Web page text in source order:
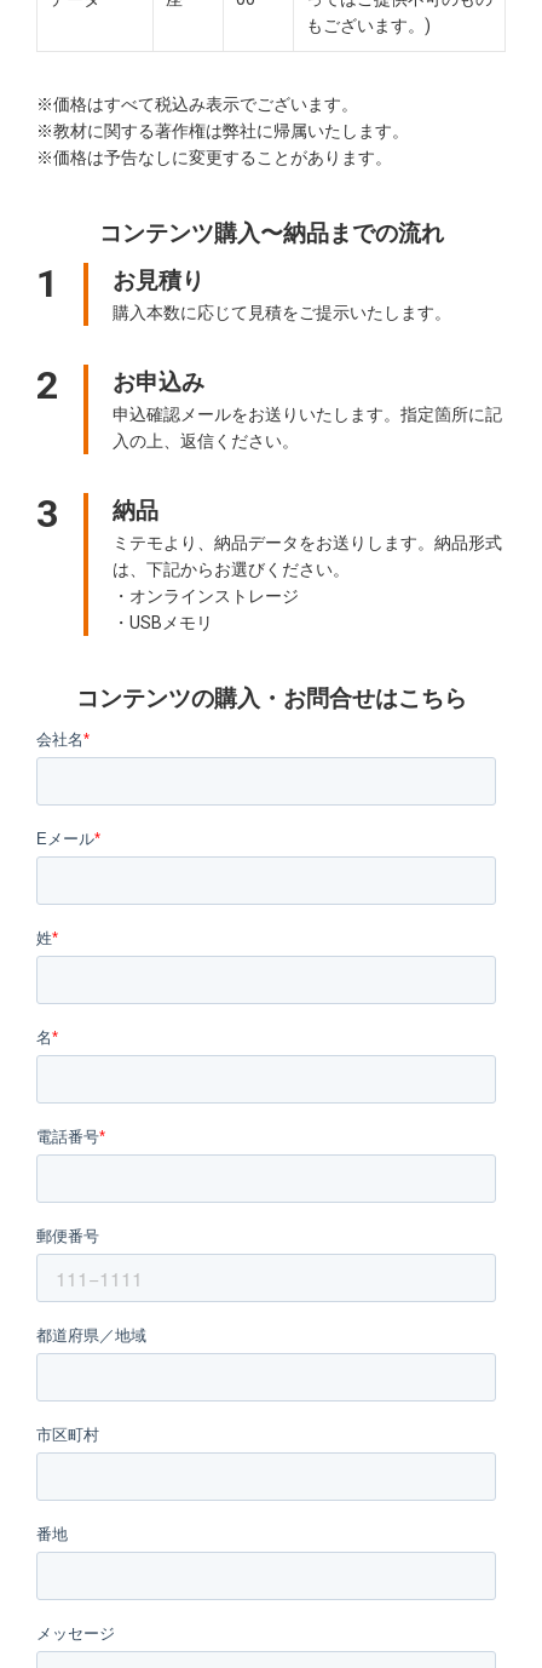
もございます。)
※価格はすべて税込み表示でございます。
※教材に関する著作権は弊社に帰属いたします。
※価格は予告なしに変更することがあります。
コンテンツ購入〜納品までの流れ
1 お見積り
購入本数に応じて見積をご提示いたします。
2 お申込み
申込確認メールをお送りいたします。指定箇所に記
入の上、返信ください。
3 納品
ミテモより、納品データをお送りします。納品形式
は、下記からお選びください。
・オンラインストレージ
・USBメモリ
コンテンツの購入・お問合せはこちら